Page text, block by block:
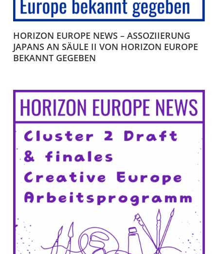
HORIZON EUROPE NEWS – ASSOZIIERUNG
JAPANS AN SÄULE II VON HORIZON EUROPE
BEKANNT GEGEBEN